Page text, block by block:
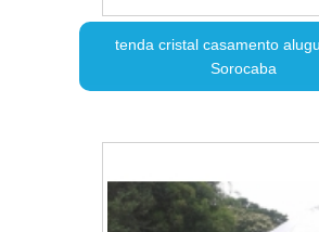
tenda cristal casamento
Sorocaba